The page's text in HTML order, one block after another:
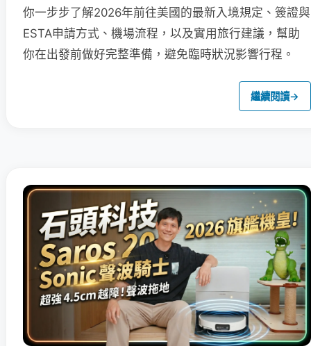
你一步步了解2026年前往美國的最新入境規定、簽證與
ESTA申請方式、機場流程，以及實用旅行建議，幫助
你在出發前做好完整準備，避免臨時狀況影響行程。
繼續閱讀→